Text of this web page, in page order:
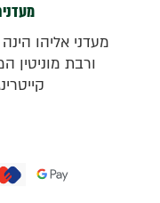
מעדני אליהו